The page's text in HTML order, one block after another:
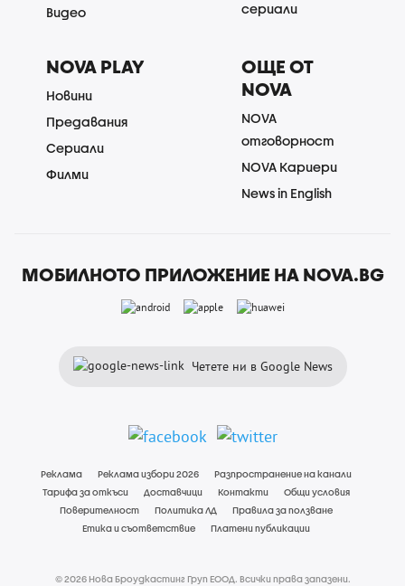
Видео
сериали
NOVA PLAY
Новини
Предавания
Сериали
Филми
ОЩЕ ОТ
NOVA
NOVA
отговорност
NOVA Кариери
News in English
МОБИЛНОТО ПРИЛОЖЕНИЕ НА NOVA.BG
Четете ни в Google News
Реклама Реклама избори 2026
Разпространение на канали
Тарифа за откъси
Доставчици Контакти
Общи условия
Поверителност
Политика ЛД
Правила за ползване
Етика и съответствие
Платени публикации
© 2026 Нова Броудкастинг Груп ЕООД. Всички права запазени.